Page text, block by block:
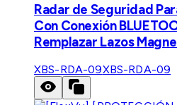
Radar de Seguridad
Con Conexión
Remplazar Lazos
XBS-RDA-09XBS-RDA-09